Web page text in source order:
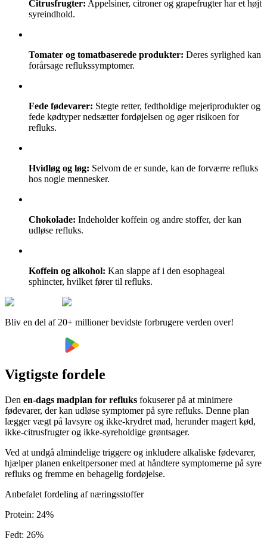
Citrusfrugter: Appelsiner, citroner og grapefrugter har et højt
syreindhold.
Tomater og tomatbaserede produkter: Deres syrlighed kan
forårsage reflukssymptomer.
Fede fødevarer: Stegte retter, fedtholdige mejeriprodukter og
fede kødtyper nedsætter fordøjelsen og øger risikoen for
refluks.
Hvidløg og løg: Selvom de er sunde, kan de forværre refluks
hos nogle mennesker.
Chokolade: Indeholder koffein og andre stoffer, der kan
udløse refluks.
Koffein og alkohol: Kan slappe af i den esophageal
sphincter, hvilket fører til refluks.
Bliv en del af 20+ millioner bevidste forbrugere verden over!
Vigtigste fordele
Den en-dags madplan for refluks fokuserer på at minimere
fødevarer, der kan udløse symptomer på syre refluks. Denne plan
lægger vægt på lavsyre og ikke-krydret mad, herunder magert kød,
ikke-citrusfrugter og ikke-syreholdige grøntsager.
Ved at undgå almindelige triggere og inkludere alkaliske fødevarer,
hjælper planen enkeltpersoner med at håndtere symptomerne på syre
refluks og fremme en behagelig fordøjelse.
Anbefalet fordeling af næringsstoffer
Protein: 24%
Fedt: 26%